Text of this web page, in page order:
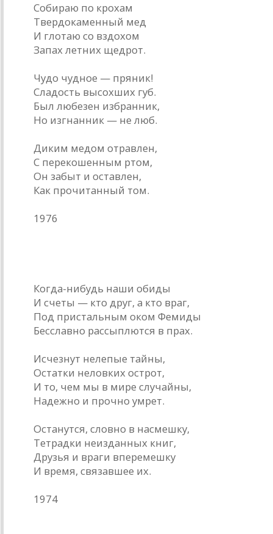
Собираю по крохам
Твердокаменный мед
И глотаю со вздохом
Запах летних щедрот.
Чудо чудное — пряник!
Сладость высохших губ.
Был любезен избранник,
Но изгнанник — не люб.
Диким медом отравлен,
С перекошенным ртом,
Он забыт и оставлен,
Как прочитанный том.
1976
Когда-нибудь наши обиды
И счеты — кто друг, а кто враг,
Под пристальным оком Фемиды
Бесславно рассыплются в прах.
Исчезнут нелепые тайны,
Остатки неловких острот,
И то, чем мы в мире случайны,
Надежно и прочно умрет.
Останутся, словно в насмешку,
Тетрадки неизданных книг,
Друзья и враги вперемешку
И время, связавшее их.
1974